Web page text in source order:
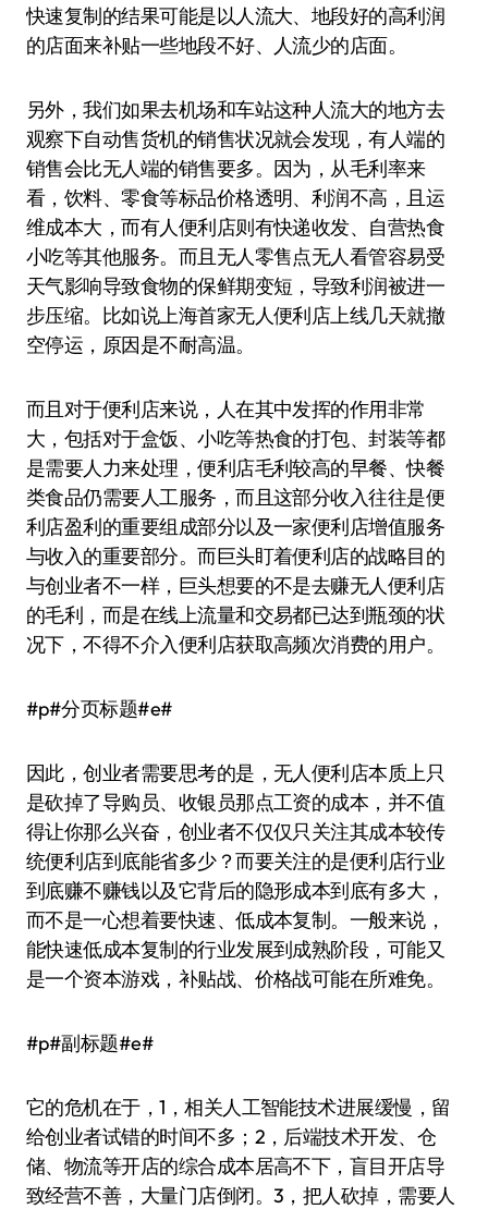
快速复制的结果可能是以人流大、地段好的高利润
的店面来补贴一些地段不好、人流少的店面。
另外，我们如果去机场和车站这种人流大的地方去
观察下自动售货机的销售状况就会发现，有人端的
销售会比无人端的销售要多。因为，从毛利率来
看，饮料、零食等标品价格透明、利润不高，且运
维成本大，而有人便利店则有快递收发、自营热食
小吃等其他服务。而且无人零售点无人看管容易受
天气影响导致食物的保鲜期变短，导致利润被进一
步压缩。比如说上海首家无人便利店上线几天就撤
空停运，原因是不耐高温。
而且对于便利店来说，人在其中发挥的作用非常
大，包括对于盒饭、小吃等热食的打包、封装等都
是需要人力来处理，便利店毛利较高的早餐、快餐
类食品仍需要人工服务，而且这部分收入往往是便
利店盈利的重要组成部分以及一家便利店增值服务
与收入的重要部分。而巨头盯着便利店的战略目的
与创业者不一样，巨头想要的不是去赚无人便利店
的毛利，而是在线上流量和交易都已达到瓶颈的状
况下，不得不介入便利店获取高频次消费的用户。
#p#分页标题#e#
因此，创业者需要思考的是，无人便利店本质上只
是砍掉了导购员、收银员那点工资的成本，并不值
得让你那么兴奋，创业者不仅仅只关注其成本较传
统便利店到底能省多少？而要关注的是便利店行业
到底赚不赚钱以及它背后的隐形成本到底有多大，
而不是一心想着要快速、低成本复制。一般来说，
能快速低成本复制的行业发展到成熟阶段，可能又
是一个资本游戏，补贴战、价格战可能在所难免。
#p#副标题#e#
它的危机在于，1，相关人工智能技术进展缓慢，留
给创业者试错的时间不多；2，后端技术开发、仓
储、物流等开店的综合成本居高不下，盲目开店导
致经营不善，大量门店倒闭。3，把人砍掉，需要人